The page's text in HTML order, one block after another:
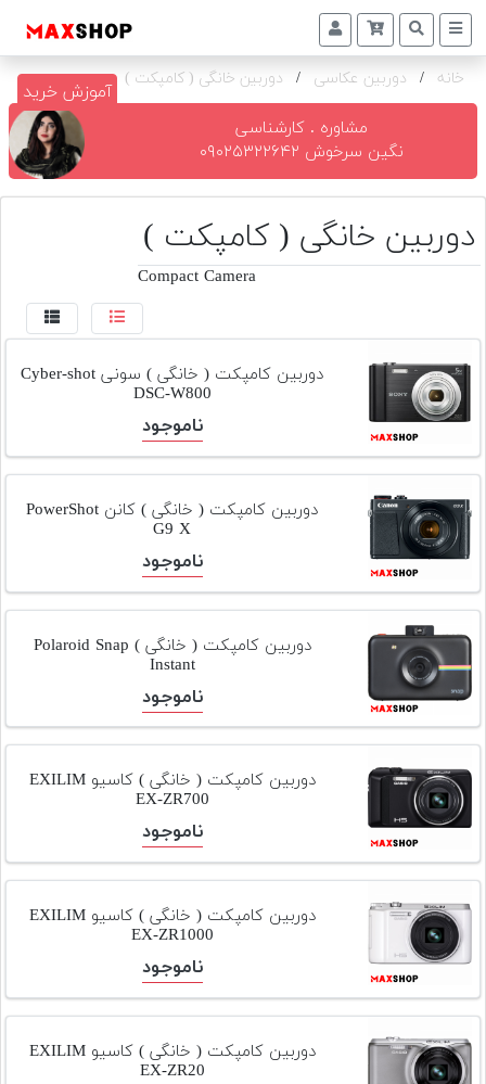
دوربین
و
تجهیزات
و
بازار
خرید
اقساطی
دوربین
و
تجهیزات
مکث
افزودن
محصول
دست
دوم
لیست
دوربین
بله
خانه / دوربین عکاسی / دوربین خانگی ( کامپکت )
مشاوره . کارشناسی
نگین سرخوش ۰۹۰۲۵۳۲۲۶۴۲
دوربین خانگی ( کامپکت )
Compact Camera
آموزش خرید
دوربین کامپکت ( خانگی ) سونی Cyber-shot
DSC-W800
ناموجود
دوربین کامپکت ( خانگی ) کانن PowerShot
G9 X
ناموجود
دوربین کامپکت ( خانگی ) Polaroid Snap
Instant
ناموجود
دوربین کامپکت ( خانگی ) کاسیو EXILIM
EX-ZR700
ناموجود
دوربین کامپکت ( خانگی ) کاسیو EXILIM
EX-ZR1000
ناموجود
دوربین کامپکت ( خانگی ) کاسیو EXILIM
EX-ZR20